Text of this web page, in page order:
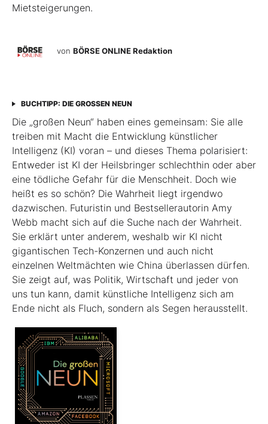
Mietsteigerungen.
von BÖRSE ONLINE Redaktion
BUCHTIPP: DIE GROSSEN NEUN
Die „großen Neun“ haben eines gemeinsam: Sie alle
treiben mit Macht die Entwicklung künstlicher
Intelligenz (KI) voran – und dieses Thema polarisiert:
Entweder ist KI der Heilsbringer schlechthin oder aber
eine tödliche Gefahr für die Menschheit. Doch wie
heißt es so schön? Die Wahrheit liegt irgendwo
dazwischen. Futuristin und Bestsellerautorin Amy
Webb macht sich auf die Suche nach der Wahrheit.
Sie erklärt unter anderem, weshalb wir KI nicht
gigantischen Tech-Konzernen und auch nicht
einzelnen Weltmächten wie China überlassen dürfen.
Sie zeigt auf, was Politik, Wirtschaft und jeder von
uns tun kann, damit künstliche Intelligenz sich am
Ende nicht als Fluch, sondern als Segen herausstellt.